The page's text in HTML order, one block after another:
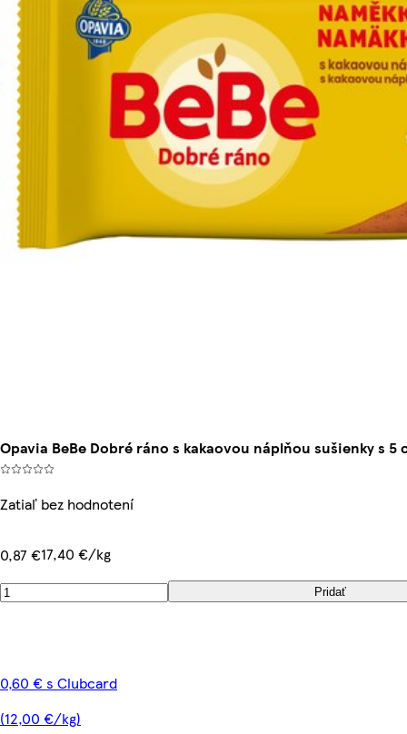
Opavia BeBe Dobré ráno s kakaovou náplňou sušienky s
Zatiaľ bez hodnotení
0,87 €17,40 €/kg
Pridať
0,60 € s Clubcard
(12,00 €/kg)